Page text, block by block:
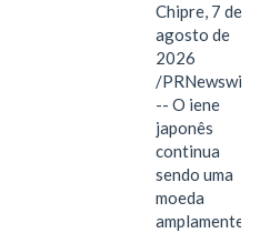
Chipre, 7 de
agosto de
2026
/PRNewswire/
-- O iene
japonês
continua
sendo uma
moeda
amplamente…